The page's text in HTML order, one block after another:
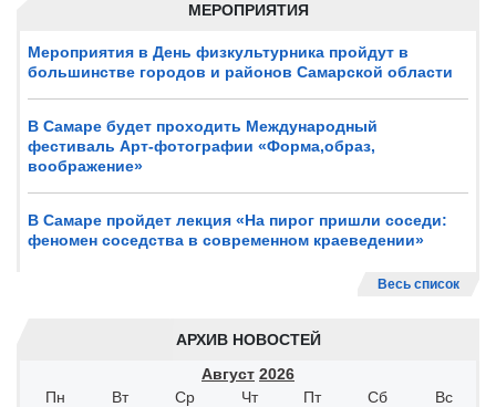
МЕРОПРИЯТИЯ
Мероприятия в День физкультурника пройдут в
большинстве городов и районов Самарской области
В Самаре будет проходить Международный
фестиваль Арт-фотографии «Форма,образ,
воображение»
В Самаре пройдет лекция «На пирог пришли соседи:
феномен соседства в современном краеведении»
Весь список
АРХИВ НОВОСТЕЙ
Август 2026
Пн
Вт Ср Чт Пт Сб
Вс